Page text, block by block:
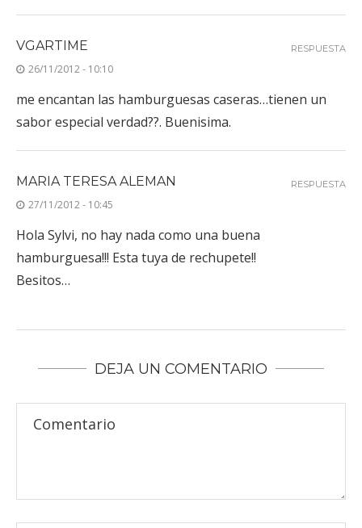
VGARTIME
26/11/2012 - 10:10
me encantan las hamburguesas caseras…tienen un
sabor especial verdad??. Buenisima.
RESPUESTA
MARIA TERESA ALEMAN
27/11/2012 - 10:45
Hola Sylvi, no hay nada como una buena
hamburguesa!!! Esta tuya de rechupete!!
Besitos…
RESPUESTA
DEJA UN COMENTARIO